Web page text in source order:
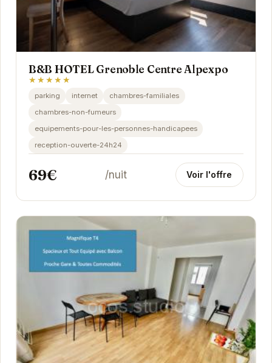
B&B HOTEL Grenoble Centre Alpexpo
★★★★★
parking internet
chambres-familiales
chambres-non-fumeurs
equipements-pour-les-personnes-handicapees
reception-ouverte-24h24
69€ /nuit Voir l'offre